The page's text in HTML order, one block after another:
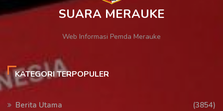
SUARA MERAUKE
Web Informasi Pemda Merauke
KATEGORI TERPOPULER
Berita Utama
(3854)